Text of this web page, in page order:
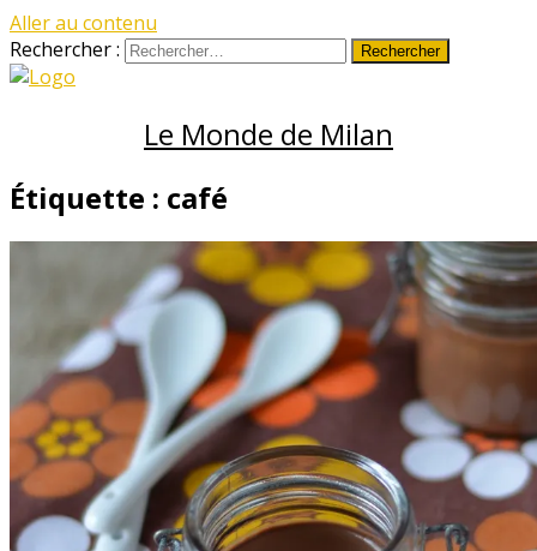
Aller au contenu
Rechercher :
Le Monde de Milan
Étiquette : café